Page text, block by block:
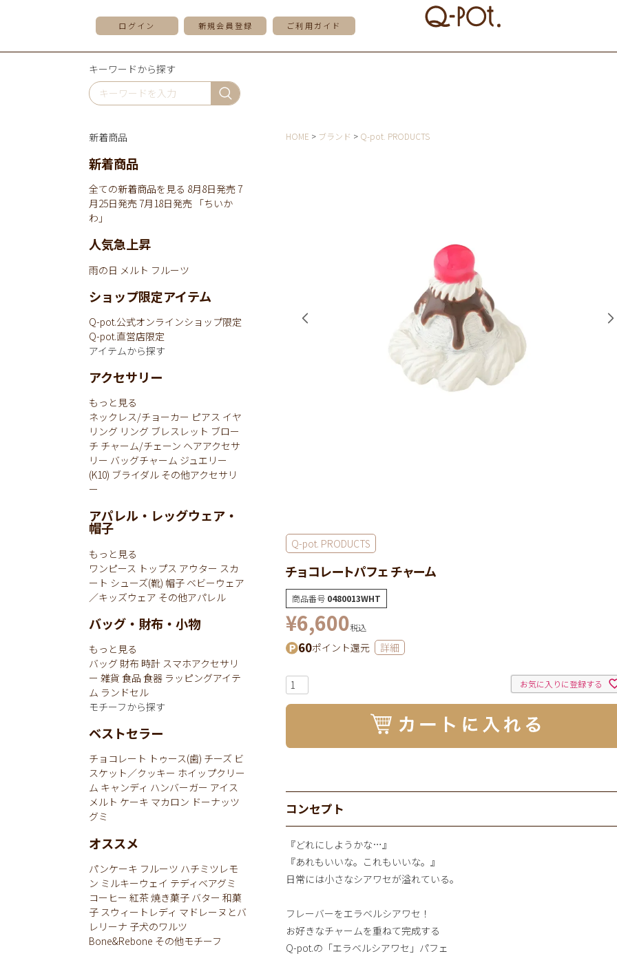
ログイン 新規会員登録 ご利用ガイド
キーワードから探す
HOME ブランド Q-pot. PRODUCTS
Q-pot. PRODUCTS
チョコレートパフェ チャーム
商品番号 0480013WHT
¥6,600税込
60ポイント還元 詳細
お気に入りに登録する
コンセプト
『どれにしようかな…』
『あれもいいな。これもいいな。』
日常には小さなシアワセが溢れている。
フレーバーをエラベルシアワセ！
お好きなチャームを重ねて完成する
Q-pot.の「エラベルシアワセ」パフェ
新着商品
新着商品
全ての新着商品を見る 8月8日発売7
月25日発売7月18日発売 「ちいか
わ」
人気急上昇
雨の日 メルト フルーツ
ショップ限定アイテム
Q-pot.公式オンラインショップ限定
Q-pot.直営店限定
アイテムから探す
アクセサリー
もっと見る
ネックレス/チョーカー ピアス イヤ
リング リング ブレスレット ブロー
チ チャーム/チェーン ヘアアクセサ
リー バッグチャーム ジュエリー
(K10) ブライダル その他アクセサリ
ー
アパレル・レッグウェア・
帽子
もっと見る
ワンピース トップス アウター スカ
ート シューズ(靴) 帽子 ベビーウェア
／キッズウェア その他アパレル
バッグ・財布・小物
もっと見る
バッグ 財布 時計 スマホアクセサリ
ー 雑貨 食品 食器 ラッピングアイテ
ム ランドセル
モチーフから探す
ベストセラー
チョコレート トゥース(歯) チーズ ビ
スケット／クッキー ホイップクリー
ム キャンディ ハンバーガー アイス
メルト ケーキ マカロン ドーナッツ
グミ
オススメ
パンケーキ フルーツ ハチミツレモ
ン ミルキーウェイ テディベアグミ
コーヒー 紅茶焼き菓子 バター 和菓
子 スウィートレディ マドレーヌとバ
レリーナ 子犬のワルツ
Bone&Rebone その他モチーフ